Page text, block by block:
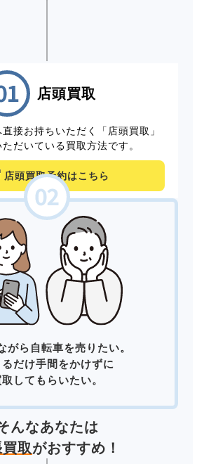
店頭買取
接お持ちいただく「店頭買取」
だいている買取方法です。
店頭買取予約はこちら
がら自転車を売りたい。
だけ手間をかけずに
取してもらいたい。
んなあなたは
取がおすすめ！